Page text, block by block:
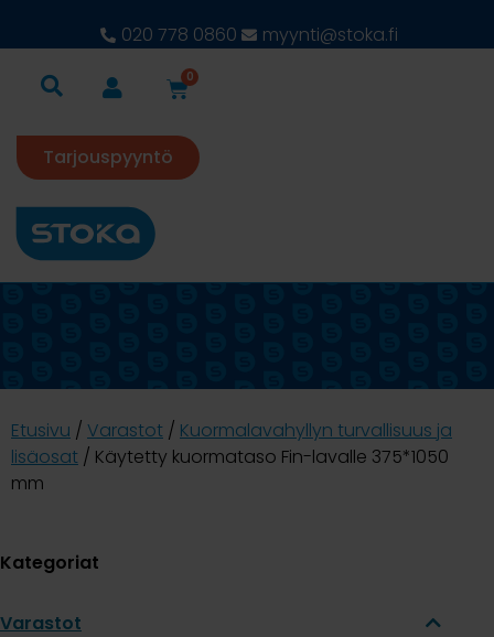
020 778 0860 myynti@stoka.fi
0
Tarjouspyyntö
Etusivu / Varastot / Kuormalavahyllyn turvallisuus ja
lisäosat / Käytetty kuormataso Fin-lavalle 375*1050
mm
Kategoriat
Varastot